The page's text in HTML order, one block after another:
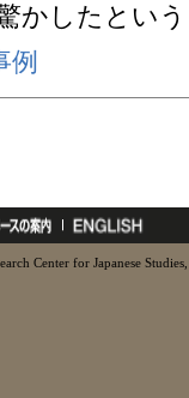
かしたとい
例
Center for Japanese